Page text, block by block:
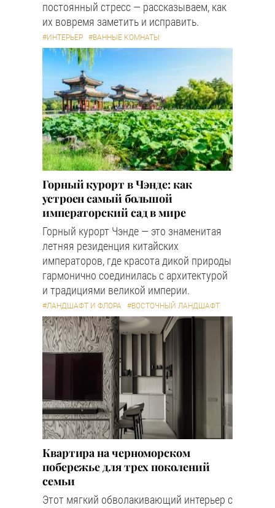
постоянный стресс — рассказываем, как
их вовремя заметить и исправить.
#ИНТЕРЬЕР #ВАННЫЕ КОМНАТЫ
Горный курорт в Чэнде: как
устроен самый большой
императорский сад в мире
Горный курорт Чэнде — это знаменитая
летняя резиденция китайских
императоров, где красота дикой природы
гармонично соединилась с архитектурой
и традициями великой империи.
#ЛАНДШАФТ И ФЛОРА #ВОСТОЧНЫЙ ЛАНДШАФТ
Квартира на черноморском
побережье для трех поколений
семьи
Этот мягкий обволакивающий интерьер с